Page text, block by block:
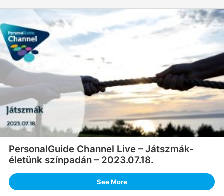
PersonalGuide Channel Live – Játszmák-
életünk színpadán – 2023.07.18.
See More